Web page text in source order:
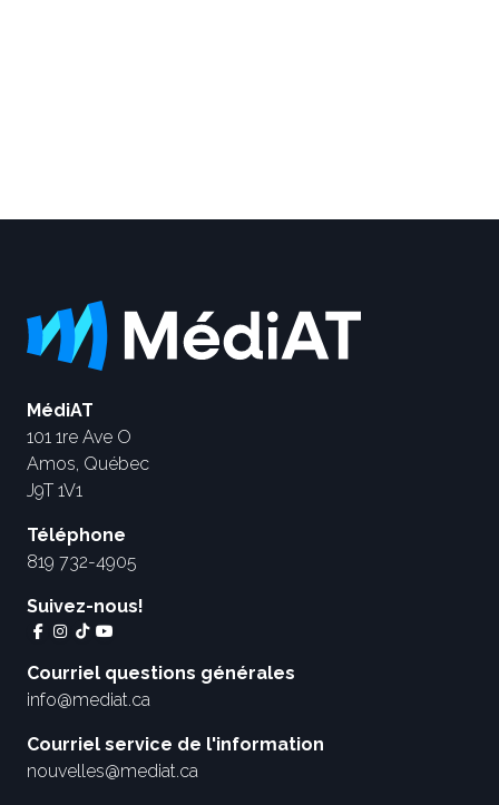
MédiAT
101 1re Ave O
Amos, Québec
J9T 1V1
Téléphone
819 732-4905
Suivez-nous!
Courriel questions générales
info@mediat.ca
Courriel service de l'information
nouvelles@mediat.ca